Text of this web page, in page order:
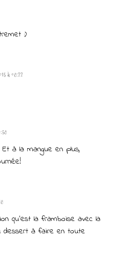
:)
à 08:22
à la mangue en plus,
qu'est la framboise avec la
dessert à faire en toute